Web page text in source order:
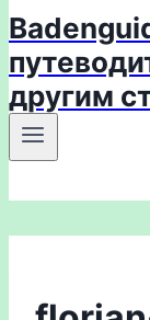
другим